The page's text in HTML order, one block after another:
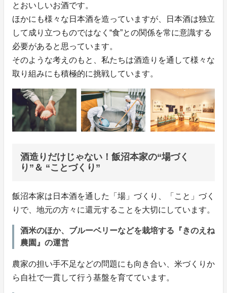
とおいしいお酒です。
ほかにも様々な日本酒を造っていますが、日本酒は独立
して成り立つものではなく“食”との関係を常に意識する
必要があると思っています。
そのような考えのもと、私たちは酒造りを通して様々な
取り組みにも積極的に挑戦しています。
酒造りだけじゃない！飯沼本家の“場づく
り”＆ “ことづくり”
飯沼本家は日本酒を通した「場」づくり、「こと」づく
りで、地元の方々に還元することを大切にしています。
酒米のほか、ブルーベリーなどを栽培する『きのえね
農園』の運営
農家の担い手不足などの問題にも向き合い、米づくりか
ら自社で一貫して行う基盤を育てています。